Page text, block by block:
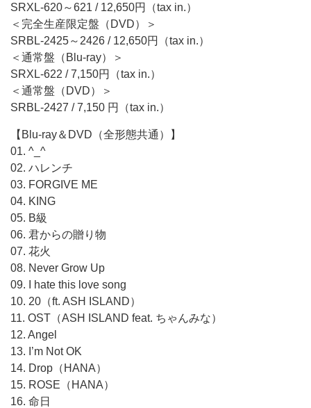
SRXL-620～621 / 12,650円（tax in.）
＜完全生産限定盤（DVD）＞
SRBL-2425～2426 / 12,650円（tax in.）
＜通常盤（Blu-ray）＞
SRXL-622 / 7,150円（tax in.）
＜通常盤（DVD）＞
SRBL-2427 / 7,150 円（tax in.）
【Blu-ray＆DVD（全形態共通）】
01. ^_^
02. ハレンチ
03. FORGIVE ME
04. KING
05. B級
06. 君からの贈り物
07. 花火
08. Never Grow Up
09. I hate this love song
10. 20（ft. ASH ISLAND）
11. OST（ASH ISLAND feat. ちゃんみな）
12. Angel
13. I’m Not OK
14. Drop（HANA）
15. ROSE（HANA）
16. 命日